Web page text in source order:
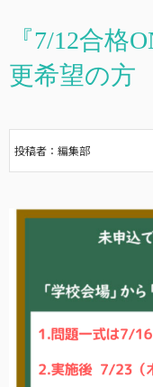
『7/12合格
更希望の方
投稿者：編集部